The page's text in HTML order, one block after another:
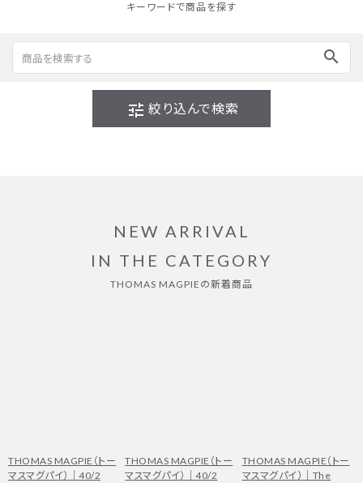
キーワードで商品を探す
search
tune 絞り込んで検索
NEW ARRIVAL
IN THE CATEGORY
THOMAS MAGPIEの新着商品
THOMAS MAGPIE（トー
マスマグパイ）｜40/2
THOMAS MAGPIE（トー
マスマグパイ）｜40/2
THOMAS MAGPIE（トー
マスマグパイ）｜The